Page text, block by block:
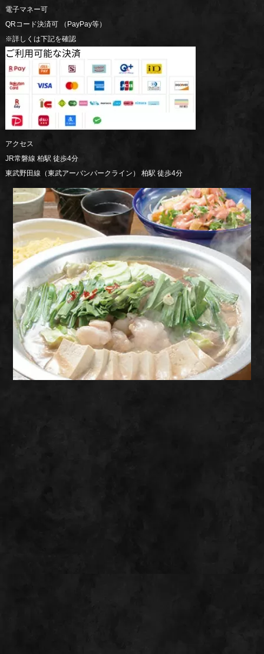
電子マネー可
QRコード決済可 （PayPay等）
※詳しくは下記を確認
アクセス
JR常磐線 柏駅 徒歩4分
東武野田線（東武アーバンパークライン） 柏駅 徒歩4分